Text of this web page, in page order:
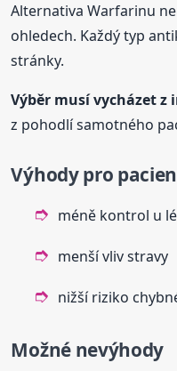
Alternativa Warfarinu
ohledech. Každý typ
stránky.
Výběr musí vycházet
z pohodlí samotného
Výhody pro
méně kontrol u
menší vliv stravy
nižší riziko
Možné nevýhody